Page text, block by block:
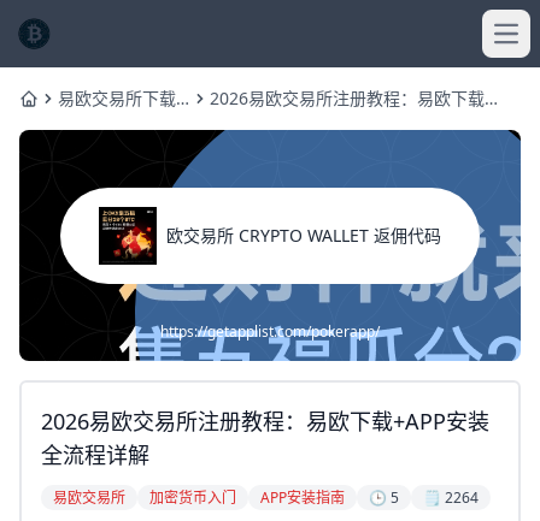
Home易欧交易所下载
2026易欧交易所注册教程：易欧下载
欧交易所 CRYPTO WALLET 返佣代码
https://getapplist.com/pokerapp/
2026易欧交易所注册教程：易欧下载+APP安装
全流程详解
易欧交易所 加密货币入门 APP安装指南 🕒 5 🗒️ 2264